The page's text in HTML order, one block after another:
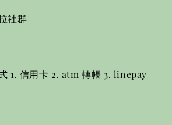
社群
1. 信用卡 2. atm 轉帳 3. linepay